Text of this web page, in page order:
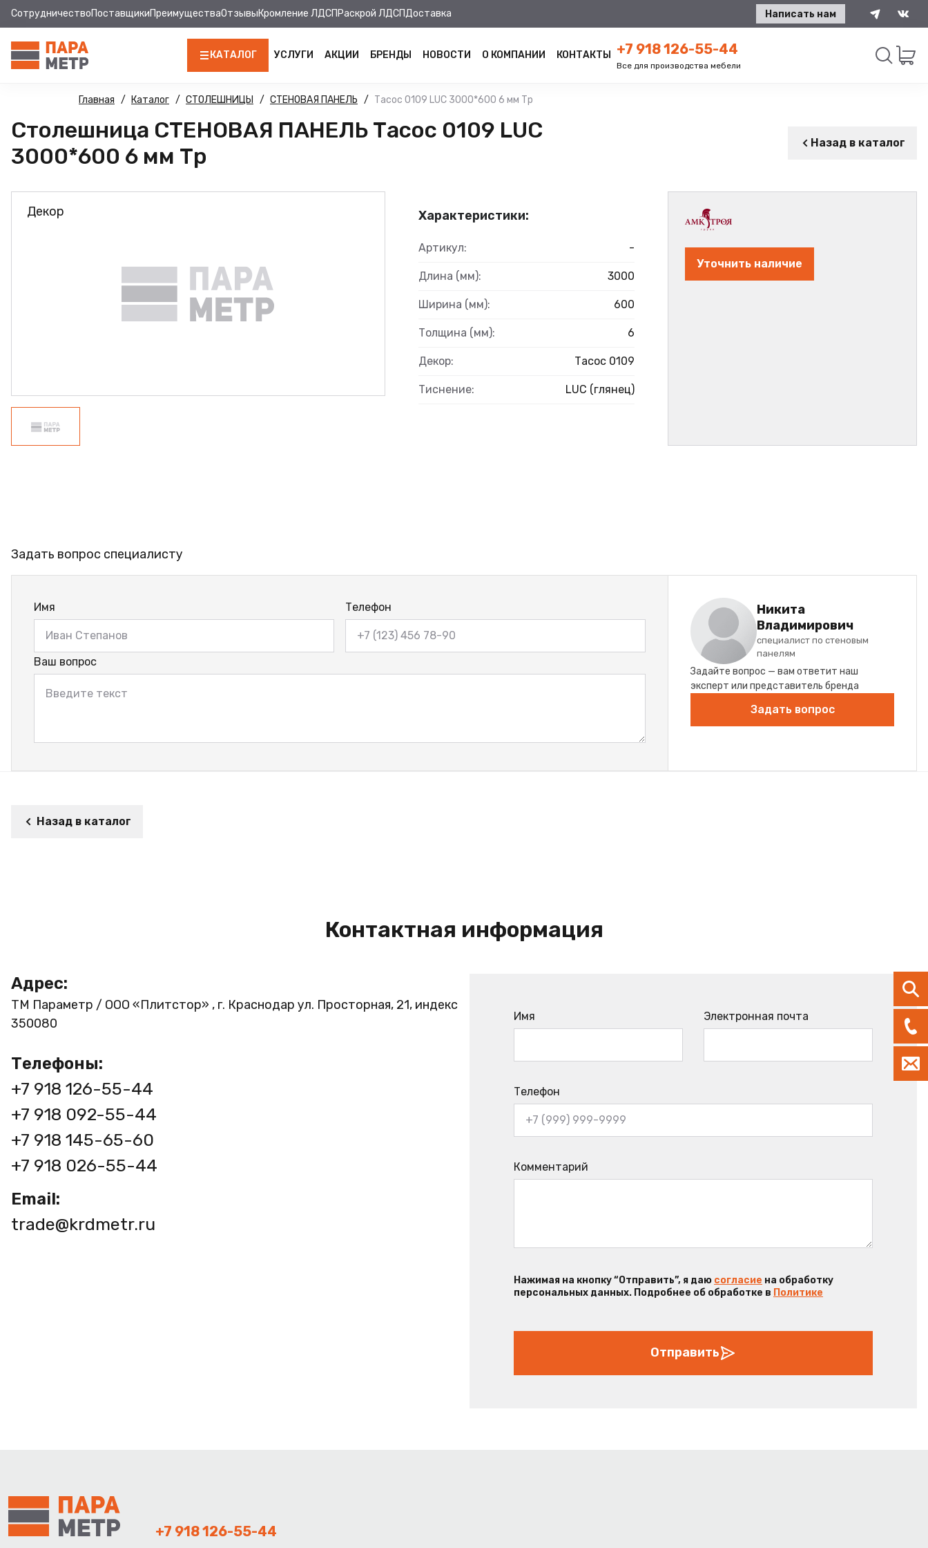
СотрудничествоПоставщикиПреимуществаОтзывыКромление ЛДСП Раскрой ЛДСПДоставка Написать нам
КАТАЛОГ
ЛДСП
КРОМКА
МДФ
МДФ ПАНЕЛИ
ФУРНИТУРА
ПРОФИЛЬ АЛЮМИНИЕВЫЙ
УСЛУГИ АКЦИИ БРЕНДЫ НОВОСТИ О КОМПАНИИ КОНТАКТЫ +7 918 126-55-44
Все для производства мебели
Главная Каталог СТОЛЕШНИЦЫ СТЕНОВАЯ ПАНЕЛЬ Тасос 0109 LUC 3000*600 6 мм Тр
Столешница СТЕНОВАЯ ПАНЕЛЬ Тасос 0109 LUC
3000*600 6 мм Тр
Назад в каталог
Декор Характеристики:
Артикул: -
Длина (мм): 3000
Ширина (мм): 600
Толщина (мм): 6
Декор: Тасос 0109
Тиснение: LUC (глянец)
Уточнить наличие
Задать вопрос специалисту
Имя Телефон
Ваш вопрос
Никита
Владимирович
специалист по стеновым
панелям
Задайте вопрос — вам ответит наш
эксперт или представитель бренда
Задать вопрос
Назад в каталог
Контактная информация
Адрес:
ТМ Параметр / ООО «Плитстор» , г. Краснодар ул. Просторная, 21, индекс
350080
Телефоны:
+7 918 126-55-44
+7 918 092-55-44
+7 918 145-65-60
+7 918 026-55-44
Email:
trade@krdmetr.ru
Имя Электронная почта
Телефон
Комментарий
Нажимая на кнопку “Отправить”, я даю согласие на обработку
персональных данных. Подробнее об обработке в Политике
Отправить
+7 918 126-55-44